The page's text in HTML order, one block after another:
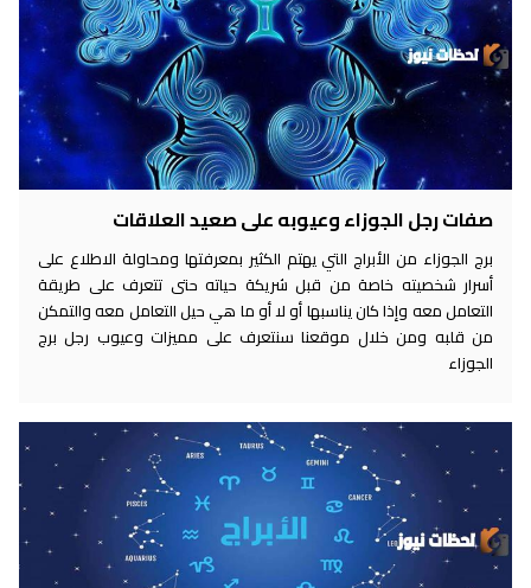
صفات رجل الجوزاء وعيوبه على صعيد العلاقات
برج الجوزاء من الأبراج التي يهتم الكثير بمعرفتها ومحاولة الاطلاع على
أسرار شخصيته خاصة من قبل شريكة حياته حتى تتعرف على طريقة
التعامل معه وإذا كان يناسبها أو لا أو ما هي حيل التعامل معه والتمكن
من قلبه ومن خلال موقعنا سنتعرف على مميزات وعيوب رجل برج
الجوزاء